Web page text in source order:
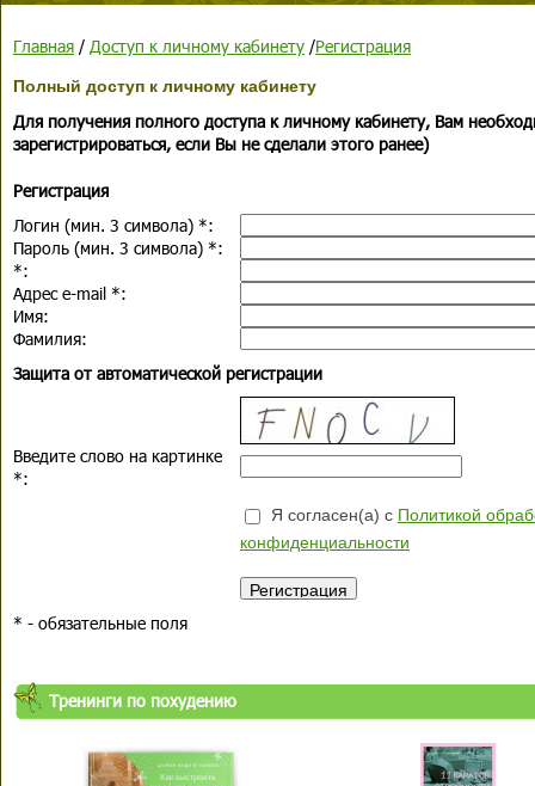
Главная / Доступ к личному кабинету /Регистрация
Полный доступ к личному кабинету
Для получения полного доступа к личному кабинету, Вам
зарегистрироваться, если Вы не сделали этого ранее)
Регистрация
Логин (мин. 3 символа) *:
Пароль (мин. 3 символа) *:
*:
Адрес e-mail *:
Имя:
Фамилия:
Защита от автоматической регистрации
Введите слово на картинке
*:
Я согласен(а) с Политикой
конфиденциальности
* - обязательные поля
Тренинги по похудению